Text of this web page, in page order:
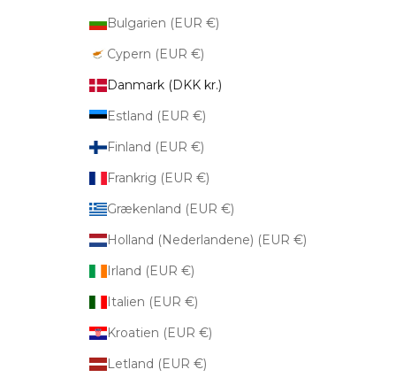
Bulgarien (EUR €)
Cypern (EUR €)
Danmark (DKK kr.)
Estland (EUR €)
Finland (EUR €)
Frankrig (EUR €)
Grækenland (EUR €)
Holland (Nederlandene) (EUR €)
Irland (EUR €)
Italien (EUR €)
Kroatien (EUR €)
Letland (EUR €)